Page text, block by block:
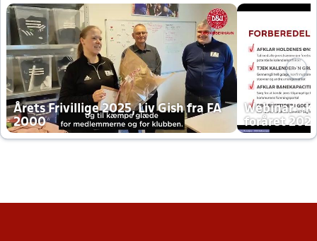
Årets Frivillige 2025, Liv Gish fra FA
2000
Webinar -
foråret